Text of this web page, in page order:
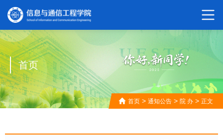
首页
首页 > 通知公告 > 院 办 > 正文